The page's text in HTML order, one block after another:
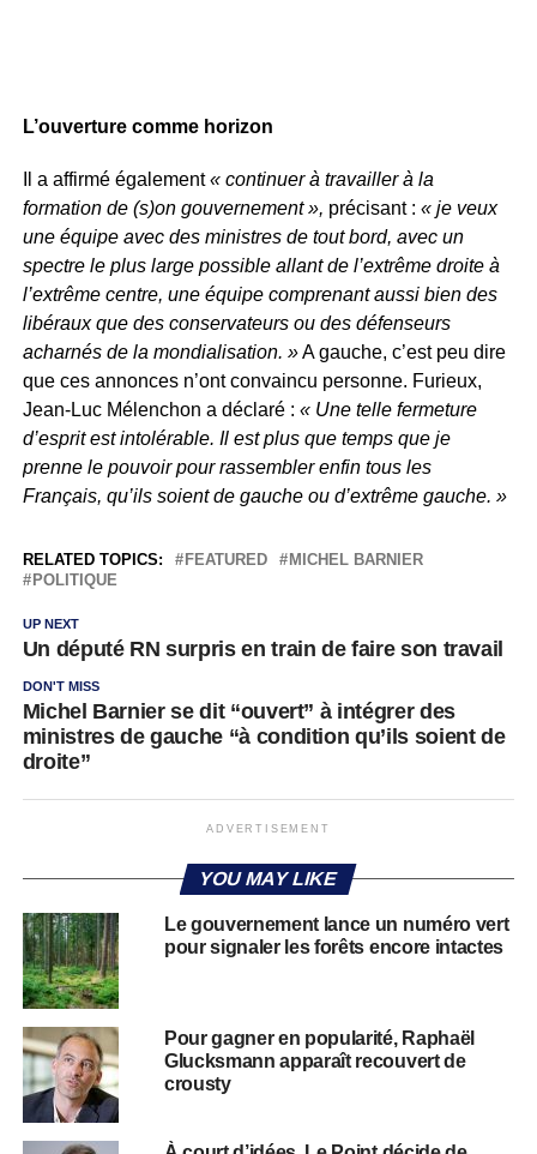
L’ouverture comme horizon
Il a affirmé également« continuer à travailler à la
formation de (s)on gouvernement », précisant : « je veux
une équipe avec des ministres de tout bord, avec un
spectre le plus large possible allant de l’extrême droite à
l’extrême centre, une équipe comprenant aussi bien des
libéraux que des conservateurs ou des défenseurs
acharnés de la mondialisation. »A gauche, c’est peu dire
que ces annonces n’ont convaincu personne. Furieux,
Jean-Luc Mélenchon a déclaré : « Une telle fermeture
d’esprit est intolérable. Il est plus que temps que je
prenne le pouvoir pour rassembler enfin tous les
Français, qu’ils soient de gauche ou d’extrême gauche. »
RELATED TOPICS: FEATURED
MICHEL BARNIER
POLITIQUE
UP NEXT
Un député RN surpris en train de faire son travail
DON'T MISS
Michel Barnier se dit “ouvert” à intégrer des
ministres de gauche “à condition qu’ils soient de
droite”
ADVERTISEMENT
YOU MAY LIKE
Le gouvernement lance un numéro vert
pour signaler les forêts encore intactes
Pour gagner en popularité, Raphaël
Glucksmann apparaît recouvert de
crousty